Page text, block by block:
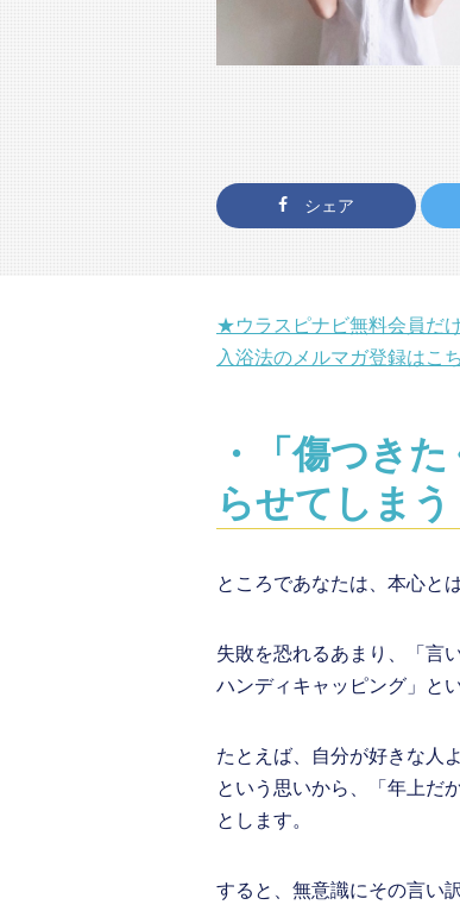
シェア
★ウラスピナビ無料会員だ
入浴法のメルマガ登録はこ
・「傷つき
らせてしまう
ところであなたは、本心と
失敗を恐れるあまり、「言
ハンディキャッピング」と
たとえば、自分が好きな人
という思いから、「年上だ
とします。
すると、無意識にその言い